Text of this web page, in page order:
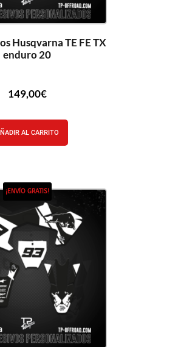
Husqvarna TE FE TX
enduro 20
149,00€
AL CARRITO
¡ENVÍO GRATIS!